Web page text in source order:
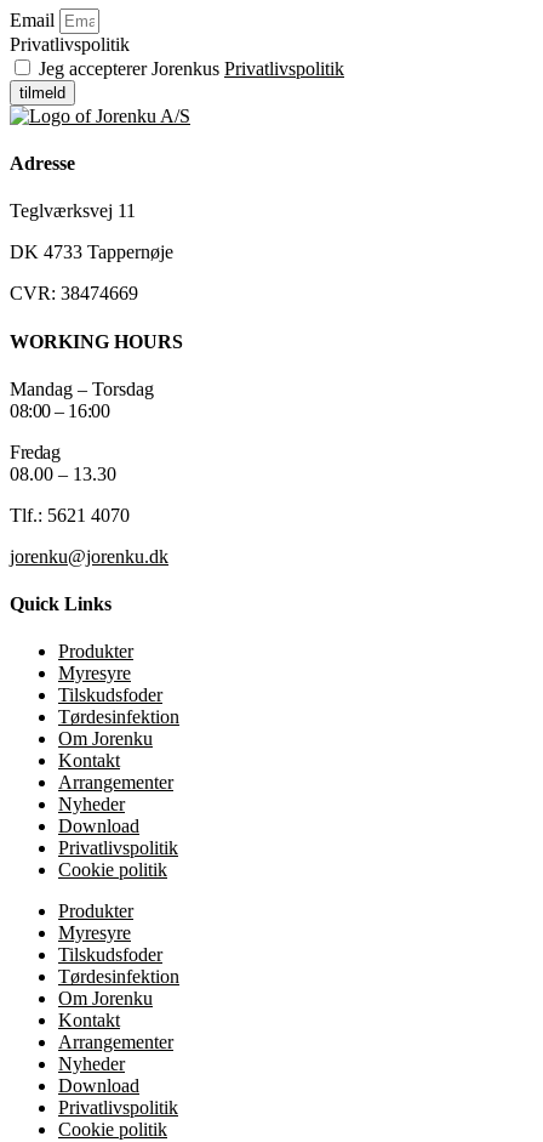
Email
Privatlivspolitik
Jeg accepterer Jorenkus Privatlivspolitik
tilmeld
Adresse
Teglværksvej 11
DK 4733 Tappernøje
CVR: 38474669
WORKING HOURS
Mandag – Torsdag
08:00 – 16:00
Fredag
08.00 – 13.30
Tlf.: 5621 4070
jorenku@jorenku.dk
Quick Links
Produkter
Myresyre
Tilskudsfoder
Tørdesinfektion
Om Jorenku
Kontakt
Arrangementer
Nyheder
Download
Privatlivspolitik
Cookie politik
Produkter
Myresyre
Tilskudsfoder
Tørdesinfektion
Om Jorenku
Kontakt
Arrangementer
Nyheder
Download
Privatlivspolitik
Cookie politik